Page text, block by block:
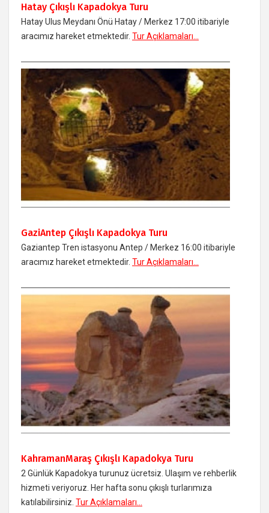
Hatay Çıkışlı Kapadokya Turu
Hatay Ulus Meydanı Önü Hatay / Merkez 17:00 itibariyle
aracımız hareket etmektedir. Tur Açıklamaları...
GaziAntep Çıkışlı Kapadokya Turu
Gaziantep Tren istasyonu Antep / Merkez 16:00 itibariyle
aracımız hareket etmektedir. Tur Açıklamaları...
KahramanMaraş Çıkışlı Kapadokya Turu
2 Günlük Kapadokya turunuz ücretsiz. Ulaşım ve rehberlik
hizmeti veriyoruz. Her hafta sonu çıkışlı turlarımıza
katılabilirsiniz. Tur Açıklamaları...